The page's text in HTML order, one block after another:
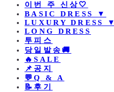
이번 주 신상🤍
BASIC DRESS ▼
LUXURY DRESS ▼
LONG DRESS
투피스
당일발송🚚
🔥SALE
📌공지
💬Q & A
📝후기